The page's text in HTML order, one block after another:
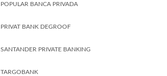
POPULAR BANCA PRIVADA
PRIVAT BANK DEGROOF
SANTANDER PRIVATE BANKING
TARGOBANK